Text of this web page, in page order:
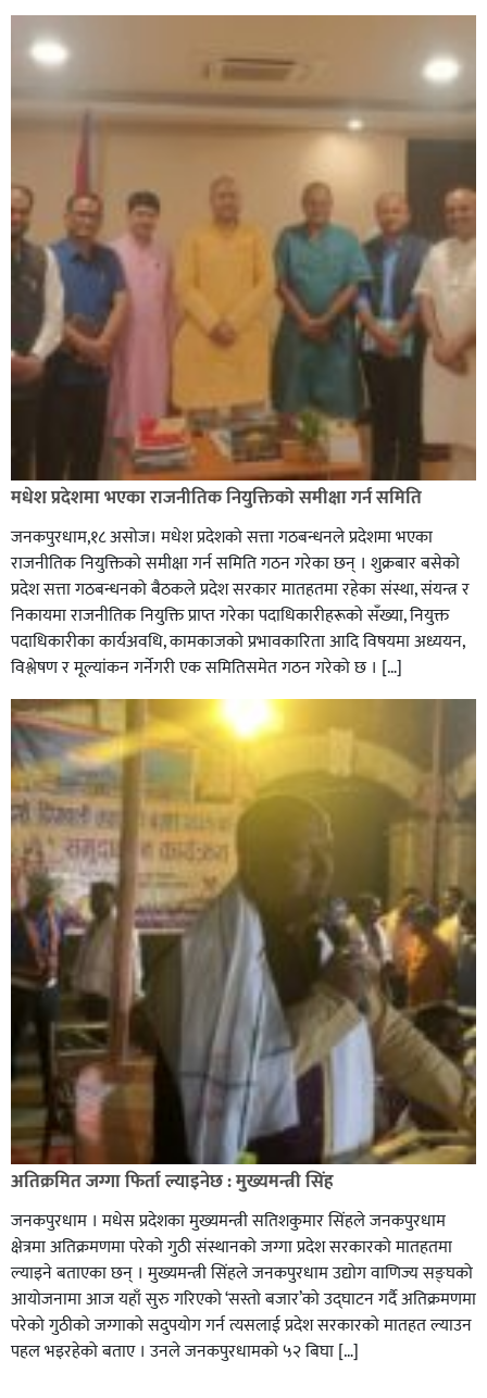
सिराहाको औरहीमा जेन-जी भेला सम्पन्न
मधेश प्रदेशमा भएका राजनीतिक नियुक्तिको समीक्षा गर्न समिति
जनकपुरधाम,१८ असोज। मधेश प्रदेशको सत्ता गठबन्धनले प्रदेशमा भएका
राजनीतिक नियुक्तिको समीक्षा गर्न समिति गठन गरेका छन् । शुक्रबार बसेको
प्रदेश सत्ता गठबन्धनको बैठकले प्रदेश सरकार मातहतमा रहेका संस्था, संयन्त्र र
निकायमा राजनीतिक नियुक्ति प्राप्त गरेका पदाधिकारीहरूको सँख्या, नियुक्त
पदाधिकारीका कार्यअवधि, कामकाजको प्रभावकारिता आदि विषयमा अध्ययन,
विश्लेषण र मूल्यांकन गर्नेगरी एक समितिसमेत गठन गरेको छ । […]
अतिक्रमित जग्गा फिर्ता ल्याइनेछ : मुख्यमन्त्री सिंह
जनकपुरधाम । मधेस प्रदेशका मुख्यमन्त्री सतिशकुमार सिंहले जनकपुरधाम
क्षेत्रमा अतिक्रमणमा परेको गुठी संस्थानको जग्गा प्रदेश सरकारको मातहतमा
ल्याइने बताएका छन् । मुख्यमन्त्री सिंहले जनकपुरधाम उद्योग वाणिज्य सङ्घको
आयोजनामा आज यहाँ सुरु गरिएको ‘सस्तो बजार’को उद्घाटन गर्दै अतिक्रमणमा
परेको गुठीको जग्गाको सदुपयोग गर्न त्यसलाई प्रदेश सरकारको मातहत ल्याउन
पहल भइरहेको बताए । उनले जनकपुरधामको ५२ बिघा […]